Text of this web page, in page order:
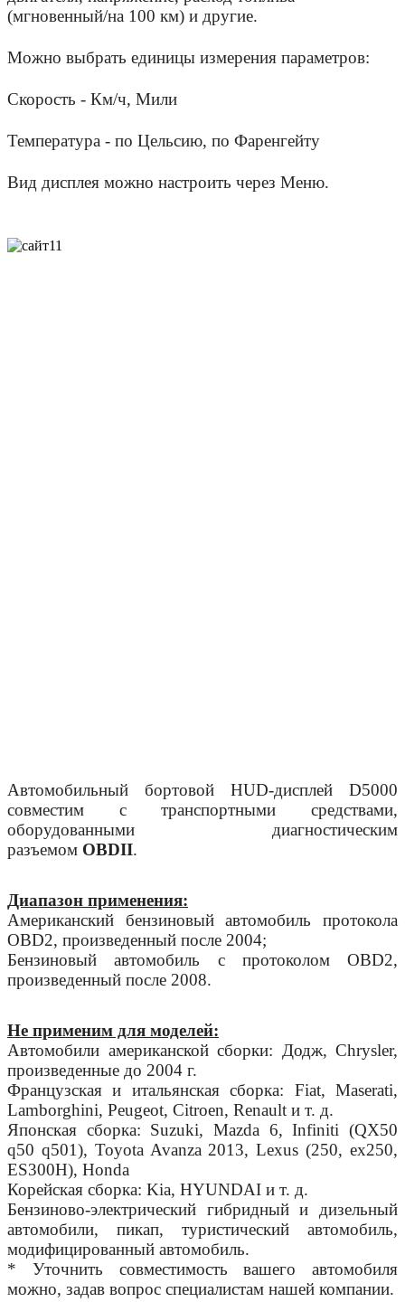
(мгновенный/на 100 км) и другие.
Можно выбрать единицы измерения параметров:
Скорость - Км/ч, Мили
Температура - по Цельсию, по Фаренгейту
Вид дисплея можно настроить через Меню.
Автомобильный бортовой HUD-дисплей D5000
совместим с транспортными средствами,
оборудованными диагностическим
разъемом OBDII.
Диапазон применения:
Американский бензиновый автомобиль протокола
OBD2, произведенный после 2004;
Бензиновый автомобиль с протоколом OBD2,
произведенный после 2008.
Не применим для моделей:
Автомобили американской сборки: Додж, Chrysler,
произведенные до 2004 г.
Французская и итальянская сборка: Fiat, Maserati,
Lamborghini, Peugeot, Citroen, Renault и т. д.
Японская сборка: Suzuki, Mazda 6, Infiniti (QX50
q50 q501), Toyota Avanza 2013, Lexus (250, ex250,
ES300H), Honda
Корейская сборка: Kia, HYUNDAI и т. д.
Бензиново-электрический гибридный и дизельный
автомобили, пикап, туристический автомобиль,
модифицированный автомобиль.
* Уточнить совместимость вашего автомобиля
можно, задав вопрос специалистам нашей компании.